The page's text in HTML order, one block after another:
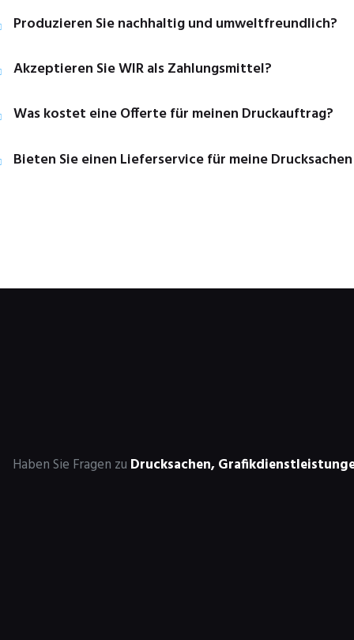
Produzieren Sie nachhaltig und umweltfreundlich?
Akzeptieren Sie WIR als Zahlungsmittel?
Was kostet eine Offerte für meinen Druckauftrag?
Bieten Sie einen Lieferservice für meine
Haben Sie Fragen zu Drucksachen,